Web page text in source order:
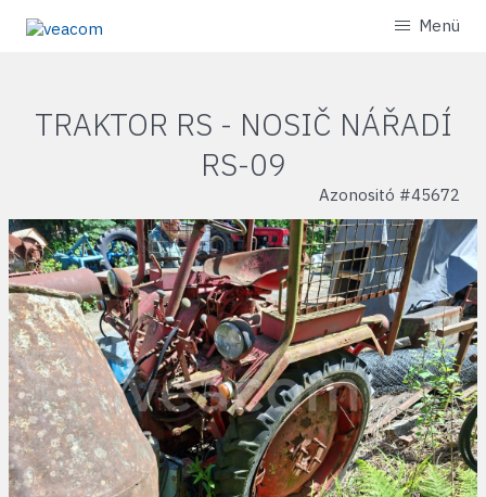
Menü
TRAKTOR RS - NOSIČ NÁŘADÍ
RS-09
Azonositó #45672